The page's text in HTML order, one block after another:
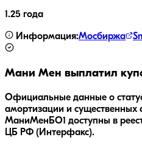
1.25 года
Информация:Мосбиржа
Мани Мен выплатил
Официальные данные о
амортизации и существенных
МаниМенБО1 доступны в
ЦБ РФ (Интерфакс).